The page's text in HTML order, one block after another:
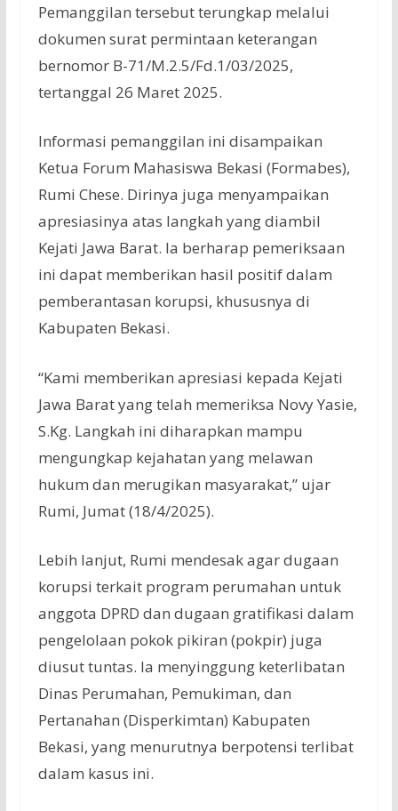
Pemanggilan tersebut terungkap melalui
dokumen surat permintaan keterangan
bernomor B-71/M.2.5/Fd.1/03/2025,
tertanggal 26 Maret 2025.
Informasi pemanggilan ini disampaikan
Ketua Forum Mahasiswa Bekasi (Formabes),
Rumi Chese. Dirinya juga menyampaikan
apresiasinya atas langkah yang diambil
Kejati Jawa Barat. Ia berharap pemeriksaan
ini dapat memberikan hasil positif dalam
pemberantasan korupsi, khususnya di
Kabupaten Bekasi.
“Kami memberikan apresiasi kepada Kejati
Jawa Barat yang telah memeriksa Novy Yasie,
S.Kg. Langkah ini diharapkan mampu
mengungkap kejahatan yang melawan
hukum dan merugikan masyarakat,” ujar
Rumi, Jumat (18/4/2025).
Lebih lanjut, Rumi mendesak agar dugaan
korupsi terkait program perumahan untuk
anggota DPRD dan dugaan gratifikasi dalam
pengelolaan pokok pikiran (pokpir) juga
diusut tuntas. Ia menyinggung keterlibatan
Dinas Perumahan, Pemukiman, dan
Pertanahan (Disperkimtan) Kabupaten
Bekasi, yang menurutnya berpotensi terlibat
dalam kasus ini.